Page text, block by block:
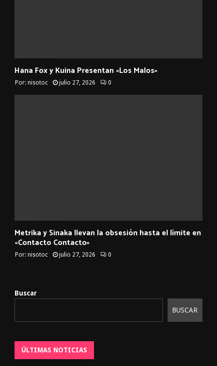
Hana Fox y Kuina Presentan «Los Malos»
Por: nisotoc julio 27, 2026 0
Metrika y Sinaka llevan la obsesión hasta el límite en
«Contacto Contacto»
Por: nisotoc julio 27, 2026 0
Buscar
BUSCAR
ÚLTIMAS NOTICIAS